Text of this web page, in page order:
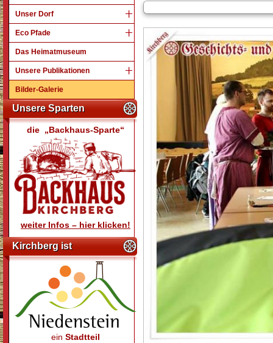
Unser Dorf
Eco Pfade
Das Heimatmuseum
Unsere Publikationen
Bilder-Galerie
Unsere Sparten
die „Backhaus-Sparte“
weiter Infos – hier klicken!
Kirchberg ist
ein Stadtteil